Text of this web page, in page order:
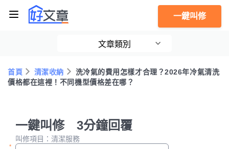
一鍵叫修
文章類別
首頁 清潔收納
洗冷氣的費用怎樣才合理？2026年冷氣清洗
價格都在這裡！不同機型價格差在哪？
一鍵叫修 3分鐘回覆
叫修項目：清潔服務